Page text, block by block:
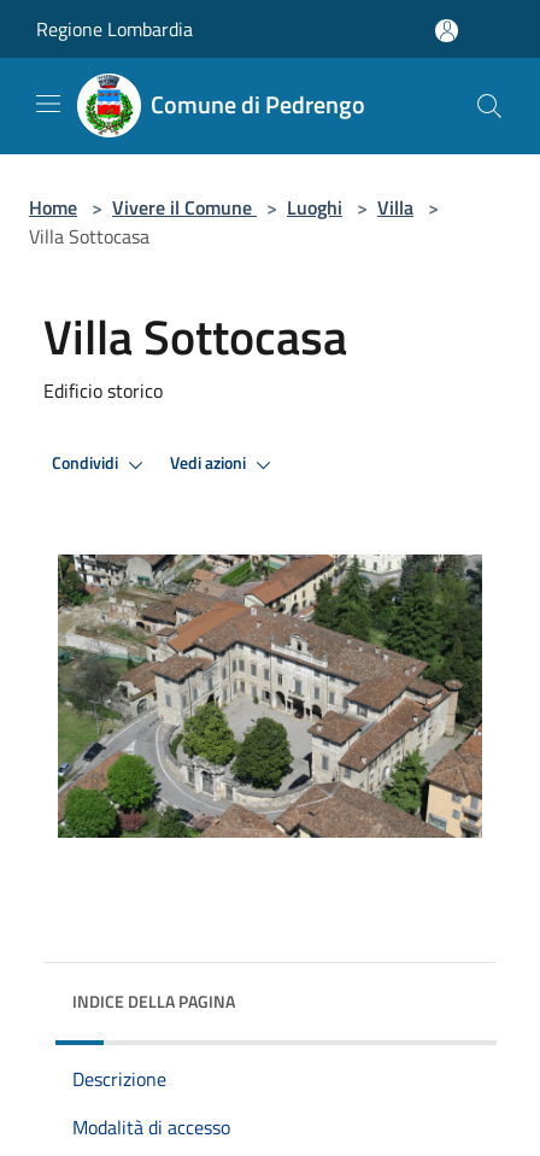
Regione Lombardia
Comune di Pedrengo
Home > Vivere il Comune > Luoghi > Villa >
Villa Sottocasa
Villa Sottocasa
Edificio storico
Condividi Vedi azioni
INDICE DELLA PAGINA
Descrizione
Modalità di accesso